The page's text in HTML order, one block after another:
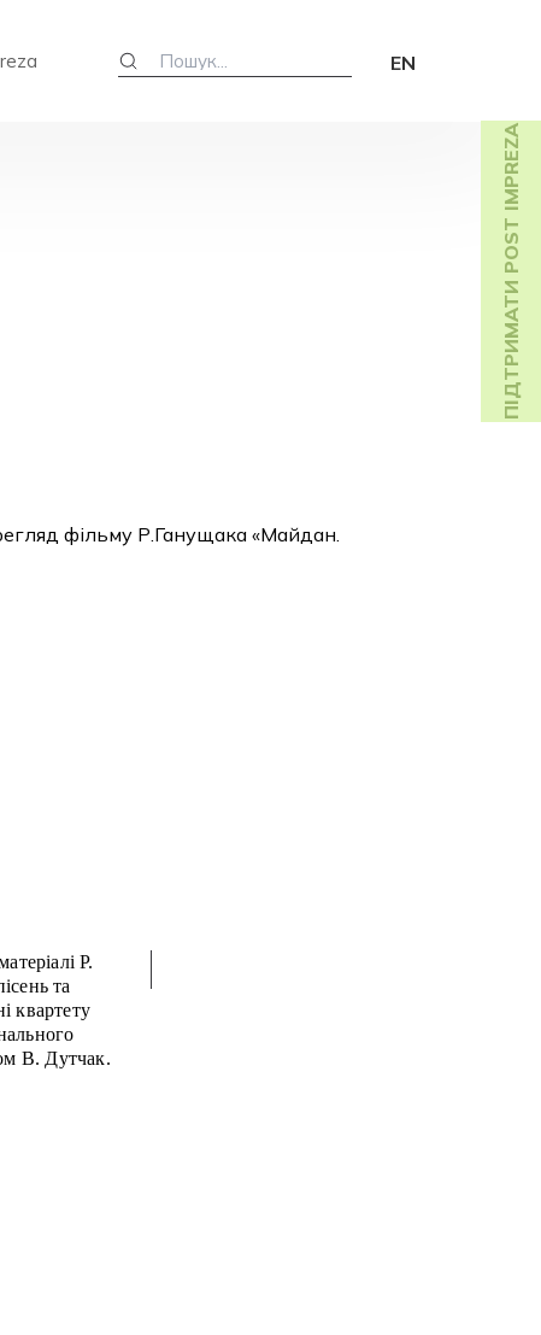
EN
ПІДТРИМАТИ POST IMPREZA
Р.
та
квартету
В. Дутчак.